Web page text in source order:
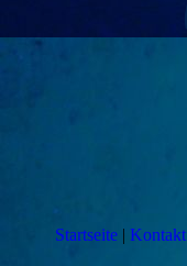
Startseite | Kontakt